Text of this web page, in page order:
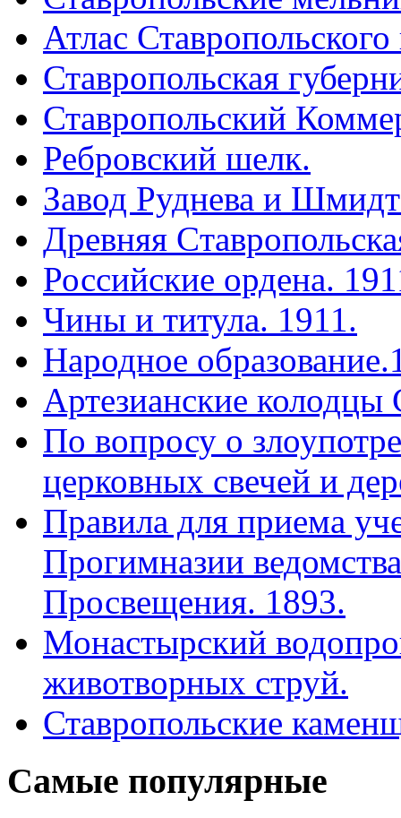
Атлас
Ставропольская
Ставропольский
Ребровский шелк.
Завод Руднева и
Древняя
Российские ордена.
Чины и титула. 1911.
Народное
Артезианские колодцы
По вопросу о
церковных свечей и
Правила для приема
Прогимназии
Просвещения. 1893.
Монастырский
животворных струй.
Ставропольские
Самые популярные